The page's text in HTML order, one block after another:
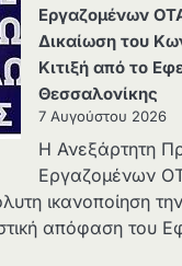
Εργαζομένων
Δικαίωση του
Κιτιξή από το
Θεσσαλονίκης
7 Αυγούστου 2026
Η Ανεξάρτητη
Εργαζομένων
ικανοποίηση
απόφαση του